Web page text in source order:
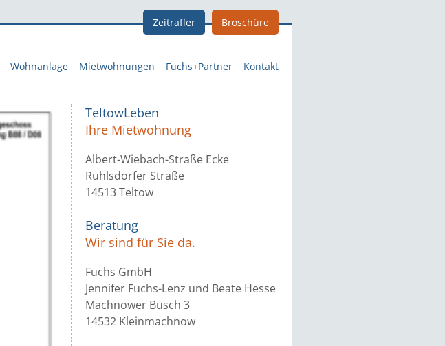
Wohnanlage Mietwohnungen Fuchs+Partner Kontakt
Zeitraffer Broschüre
TeltowLeben
Ihre Mietwohnung
Albert-Wiebach-Straße Ecke
Ruhlsdorfer Straße
14513 Teltow
Beratung
Wir sind für Sie da.
Fuchs GmbH
Jennifer Fuchs-Lenz und Beate Hesse
Machnower Busch 3
14532 Kleinmachnow